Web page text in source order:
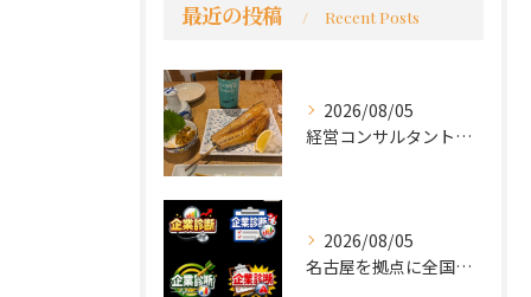
最近の投稿 Recent Posts
2026/08/05
経営コンサルタントのモーちゃん・毛利京申です。
2026/08/05
名古屋を拠点に全国で活動する 経営コンサルタントの 毛利京申...